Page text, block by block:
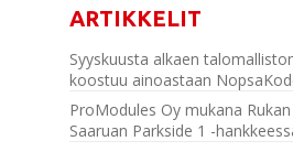
ARTIKKELIT
Syyskuusta alkaen
koostuu ainoastaan
ProModules Oy mukana Rukan
Saaruan Parkside 1 -